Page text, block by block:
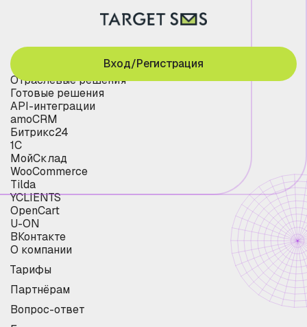
Отраслевые решения
Готовые решения
API-интеграции
amoCRM
Битрикс24
1С
МойСклад
WooCommerce
Tilda
YCLIENTS
OpenCart
U-ON
ВКонтакте
О компании
Тарифы
Партнёрам
Вопрос-ответ
Вход/Регистрация